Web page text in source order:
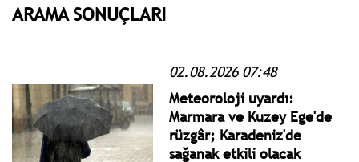
ARAMA SONUÇLARI
02.08.2026 07:48
Meteoroloji uyardı:
Marmara ve Kuzey Ege'de
rüzgâr; Karadeniz'de
sağanak etkili olacak